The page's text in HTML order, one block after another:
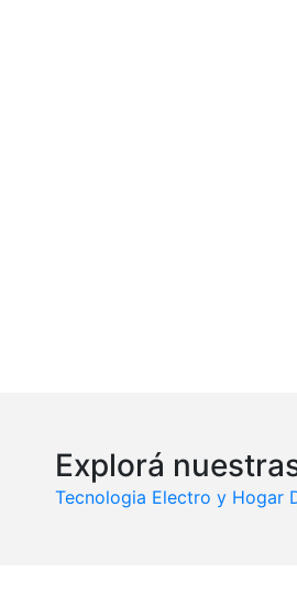
Explorá
Tecnologia Electro y Hogar